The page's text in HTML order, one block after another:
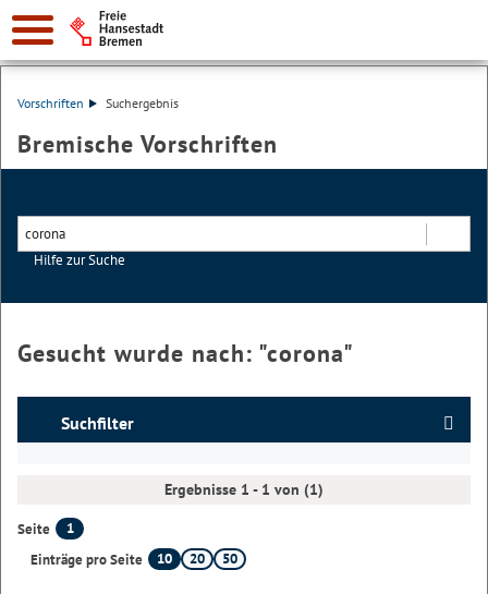
Vorschriften Suchergebnis
Bremische Vorschriften
Hilfe zur Suche
Gesucht wurde nach: "corona"
Suchfilter
Ergebnisse 1 - 1 von (1)
Seite
1
Einträge pro Seite
10 20 50